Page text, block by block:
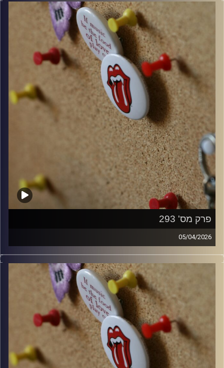
włodi
פרק מס' 293
05/04/2026
קלאסיקות רוק עם אורן הוף.
włodi